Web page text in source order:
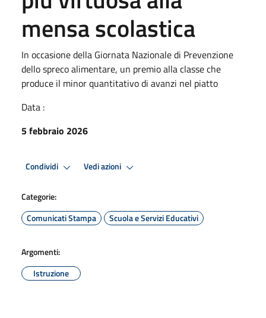
mensa scolastica
In occasione della Giornata Nazionale di Prevenzione
dello spreco alimentare, un premio alla classe che
produce il minor quantitativo di avanzi nel piatto
Data :
5 febbraio 2026
Condividi Vedi azioni
Categorie:
Comunicati Stampa
Scuola e Servizi Educativi
Argomenti:
Istruzione